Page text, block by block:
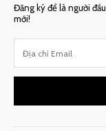
Đăng ký để là người
mới!